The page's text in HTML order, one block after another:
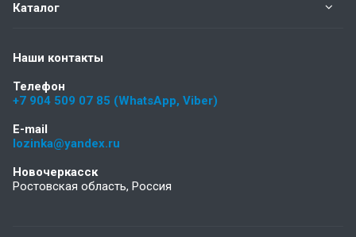
Каталог
Наши контакты
Телефон
+7 904 509 07 85 (WhatsApp, Viber)
E-mail
lozinka@yandex.ru
Новочеркасск
Ростовская область, Россия